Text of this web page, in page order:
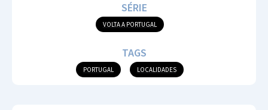
SÉRIE
VOLTA A PORTUGAL
TAGS
PORTUGAL LOCALIDADES